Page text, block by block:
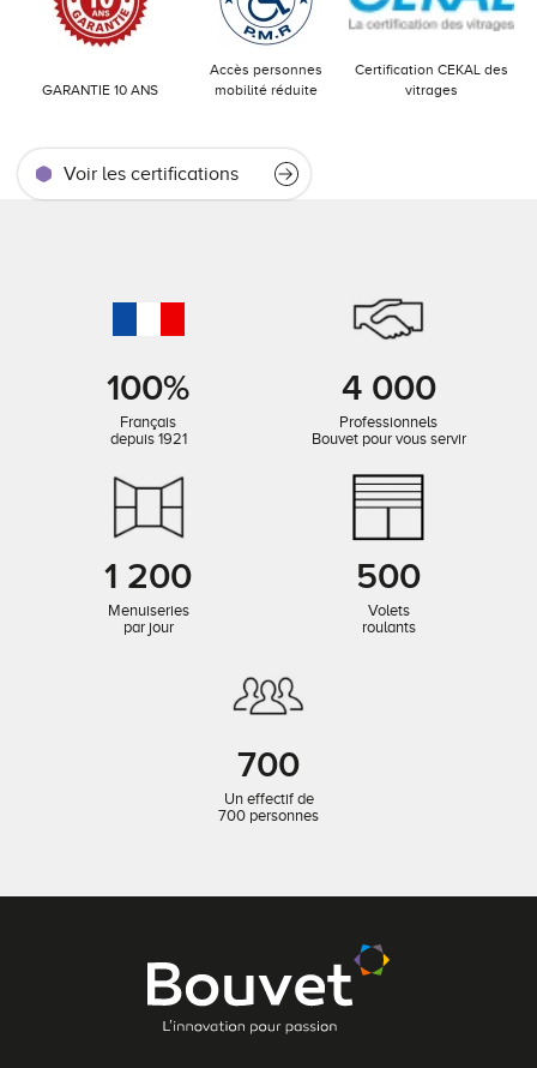
GARANTIE 10 ANS
Accès personnes
mobilité réduite
Certification CEKAL des
vitrages
Voir les certifications
100%
Français
depuis 1921
4 000
Professionnels
Bouvet pour vous servir
1 200
Menuiseries
par jour
500
Volets
roulants
700
Un effectif de
700 personnes